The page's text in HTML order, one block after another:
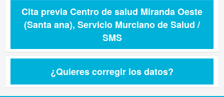
Cita previa Centro de salud Miranda Oeste
(Santa ana), Servicio Murciano de Salud /
SMS
¿Quieres corregir los datos?